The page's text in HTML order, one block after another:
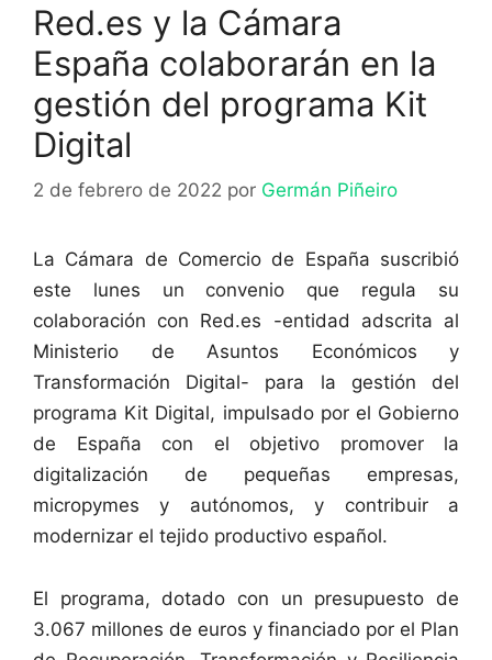
Red.es y la Cámara
España colaborarán en la
gestión del programa Kit
Digital
2 de febrero de 2022 por Germán Piñeiro
La Cámara de Comercio de España suscribió
este lunes un convenio que regula su
colaboración con Red.es -entidad adscrita al
Ministerio de Asuntos Económicos y
Transformación Digital- para la gestión del
programa Kit Digital, impulsado por el Gobierno
de España con el objetivo promover la
digitalización de pequeñas empresas,
micropymes y autónomos, y contribuir a
modernizar el tejido productivo español.
El programa, dotado con un presupuesto de
3.067 millones de euros y financiado por el Plan